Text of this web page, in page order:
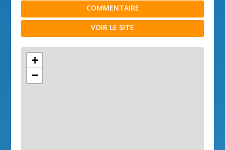
COMMENTAIRE
VOIR LE SITE
+
−